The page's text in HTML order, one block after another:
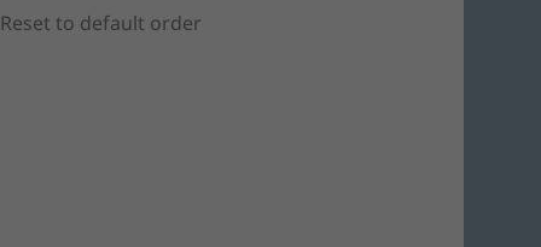
Reset to default order